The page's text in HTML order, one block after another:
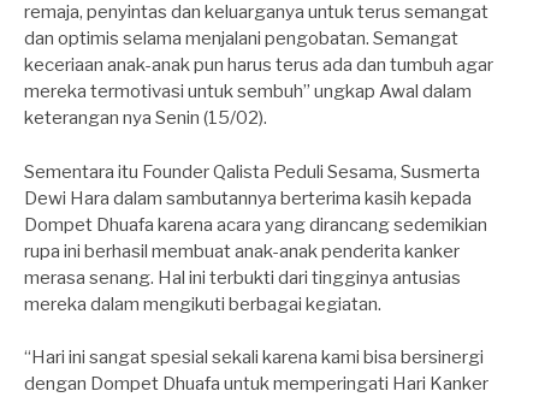
remaja, penyintas dan keluarganya untuk terus semangat
dan optimis selama menjalani pengobatan. Semangat
keceriaan anak-anak pun harus terus ada dan tumbuh agar
mereka termotivasi untuk sembuh” ungkap Awal dalam
keterangan nya Senin (15/02).
Sementara itu Founder Qalista Peduli Sesama, Susmerta
Dewi Hara dalam sambutannya berterima kasih kepada
Dompet Dhuafa karena acara yang dirancang sedemikian
rupa ini berhasil membuat anak-anak penderita kanker
merasa senang. Hal ini terbukti dari tingginya antusias
mereka dalam mengikuti berbagai kegiatan.
“Hari ini sangat spesial sekali karena kami bisa bersinergi
dengan Dompet Dhuafa untuk memperingati Hari Kanker